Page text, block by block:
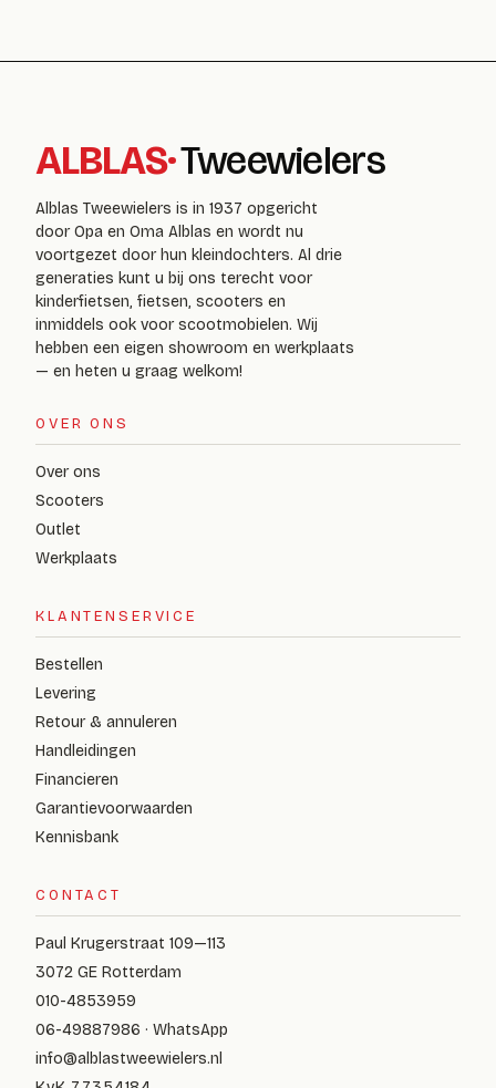
ALBLAS·Tweewielers
Alblas Tweewielers is in 1937 opgericht
door Opa en Oma Alblas en wordt nu
voortgezet door hun kleindochters. Al drie
generaties kunt u bij ons terecht voor
kinderfietsen, fietsen, scooters en
inmiddels ook voor scootmobielen. Wij
hebben een eigen showroom en werkplaats
— en heten u graag welkom!
OVER ONS
Over ons
Scooters
Outlet
Werkplaats
KLANTENSERVICE
Bestellen
Levering
Retour & annuleren
Handleidingen
Financieren
Garantievoorwaarden
Kennisbank
CONTACT
Paul Krugerstraat 109—113
3072 GE Rotterdam
010-4853959
06-49887986 · WhatsApp
info@alblastweewielers.nl